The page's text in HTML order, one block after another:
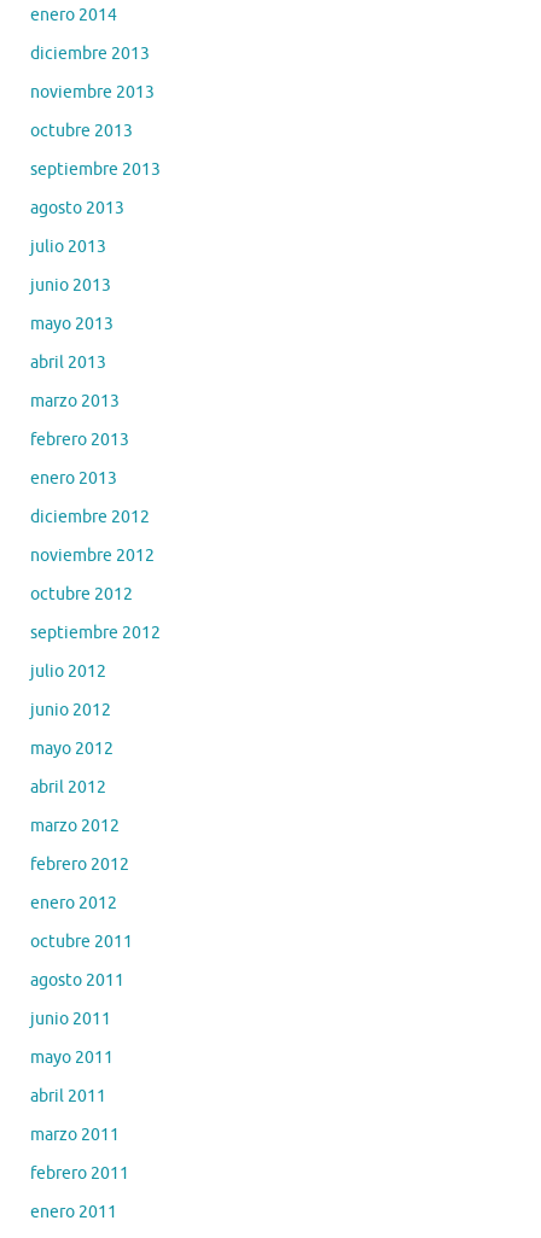
enero 2014
diciembre 2013
noviembre 2013
octubre 2013
septiembre 2013
agosto 2013
julio 2013
junio 2013
mayo 2013
abril 2013
marzo 2013
febrero 2013
enero 2013
diciembre 2012
noviembre 2012
octubre 2012
septiembre 2012
julio 2012
junio 2012
mayo 2012
abril 2012
marzo 2012
febrero 2012
enero 2012
octubre 2011
agosto 2011
junio 2011
mayo 2011
abril 2011
marzo 2011
febrero 2011
enero 2011